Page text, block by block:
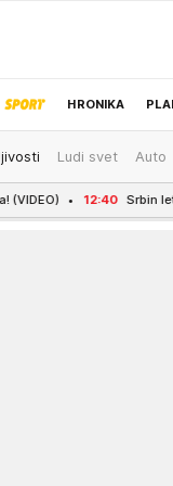
HRONIKA
IZBOR UREDNIKA
Ludi svet Auto
letovao u Hrvatskoj, pa